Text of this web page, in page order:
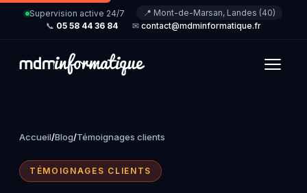
Supervision active 24/7
📍 Mont-de-Marsan, Landes (40)
📞 05 58 44 36 84 ✉ contact@mdminformatique.fr
Accueil/Blog/Témoignages clients
TÉMOIGNAGES CLIENTS